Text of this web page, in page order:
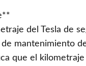
del Tesla de
mantenimiento
que el